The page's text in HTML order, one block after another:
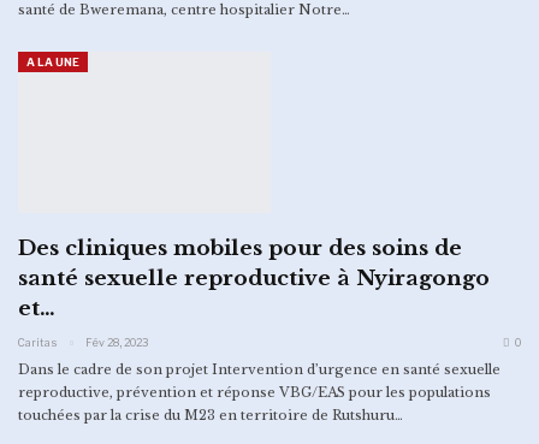
santé de Bweremana, centre hospitalier Notre…
A LA UNE
Des cliniques mobiles pour des soins de
santé sexuelle reproductive à Nyiragongo
et…
Caritas Fév 28, 2023 0
Dans le cadre de son projet Intervention d’urgence en santé sexuelle
reproductive, prévention et réponse VBG/EAS pour les populations
touchées par la crise du M23 en territoire de Rutshuru…